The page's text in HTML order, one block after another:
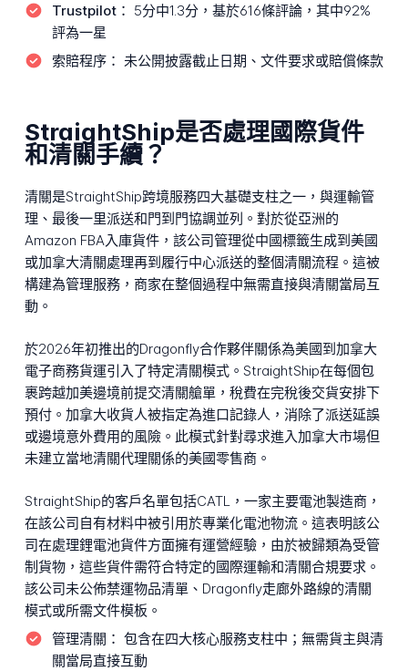
Trustpilot： 5分中1.3分，基於616條評論，其中92%
評為一星
索賠程序： 未公開披露截止日期、文件要求或賠償條款
StraightShip是否處理國際貨件
和清關手續？
清關是StraightShip跨境服務四大基礎支柱之一，與運輸管
理、最後一里派送和門到門協調並列。對於從亞洲的
Amazon FBA入庫貨件，該公司管理從中國標籤生成到美國
或加拿大清關處理再到履行中心派送的整個清關流程。這被
構建為管理服務，商家在整個過程中無需直接與清關當局互
動。
於2026年初推出的Dragonfly合作夥伴關係為美國到加拿大
電子商務貨運引入了特定清關模式。StraightShip在每個包
裹跨越加美邊境前提交清關艙單，稅費在完稅後交貨安排下
預付。加拿大收貨人被指定為進口記錄人，消除了派送延誤
或邊境意外費用的風險。此模式針對尋求進入加拿大市場但
未建立當地清關代理關係的美國零售商。
StraightShip的客戶名單包括CATL，一家主要電池製造商，
在該公司自有材料中被引用於專業化電池物流。這表明該公
司在處理鋰電池貨件方面擁有運營經驗，由於被歸類為受管
制貨物，這些貨件需符合特定的國際運輸和清關合規要求。
該公司未公佈禁運物品清單、Dragonfly走廊外路線的清關
模式或所需文件模板。
管理清關： 包含在四大核心服務支柱中；無需貨主與清
關當局直接互動